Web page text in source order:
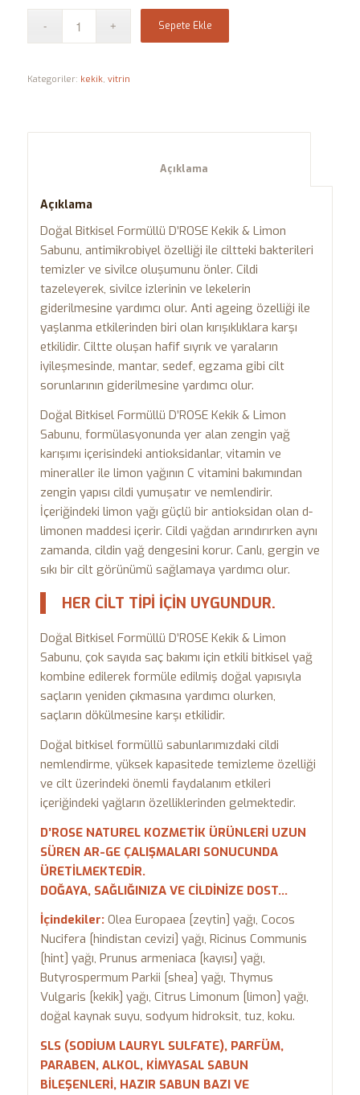
Sepete Ekle
Kategoriler: kekik, vitrin
Açıklama
Doğal Bitkisel Formüllü D’ROSE Kekik & Limon
Sabunu, antimikrobiyel özelliği ile ciltteki bakterileri
temizler ve sivilce oluşumunu önler. Cildi
tazeleyerek, sivilce izlerinin ve lekelerin
giderilmesine yardımcı olur. Anti ageing özelliği ile
yaşlanma etkilerinden biri olan kırışıklıklara karşı
etkilidir. Ciltte oluşan hafif sıyrık ve yaraların
iyileşmesinde, mantar, sedef, egzama gibi cilt
sorunlarının giderilmesine yardımcı olur.
Doğal Bitkisel Formüllü D’ROSE Kekik & Limon
Sabunu, formülasyonunda yer alan zengin yağ
karışımı içerisindeki antioksidanlar, vitamin ve
mineraller ile limon yağının C vitamini bakımından
zengin yapısı cildi yumuşatır ve nemlendirir.
İçeriğindeki limon yağı güçlü bir antioksidan olan d-
limonen maddesi içerir. Cildi yağdan arındırırken aynı
zamanda, cildin yağ dengesini korur. Canlı, gergin ve
sıkı bir cilt görünümü sağlamaya yardımcı olur.
HER CİLT TİPİ İÇİN UYGUNDUR.
Doğal Bitkisel Formüllü D’ROSE Kekik & Limon
Sabunu, çok sayıda saç bakımı için etkili bitkisel yağ
kombine edilerek formüle edilmiş doğal yapısıyla
saçların yeniden çıkmasına yardımcı olurken,
saçların dökülmesine karşı etkilidir.
Doğal bitkisel formüllü sabunlarımızdaki cildi
nemlendirme, yüksek kapasitede temizleme özelliği
ve cilt üzerindeki önemli faydalanım etkileri
içeriğindeki yağların özelliklerinden gelmektedir.
D’ROSE NATUREL KOZMETİK ÜRÜNLERİ UZUN
SÜREN AR-GE ÇALIŞMALARI SONUCUNDA
ÜRETİLMEKTEDİR.
DOĞAYA, SAĞLIĞINIZA VE CİLDİNİZE DOST…
İçindekiler:Olea Europaea [zeytin] yağı, Cocos
Nucifera [hindistan cevizi] yağı, Ricinus Communis
[hint] yağı, Prunus armeniaca [kayısı] yağı,
Butyrospermum Parkii [shea] yağı, Thymus
Vulgaris [kekik] yağı, Citrus Limonum [limon] yağı,
doğal kaynak suyu, sodyum hidroksit, tuz, koku.
SLS (SODİUM LAURYL SULFATE), PARFÜM,
PARABEN, ALKOL, KİMYASAL SABUN
BİLEŞENLERİ, HAZIR SABUN BAZI VE